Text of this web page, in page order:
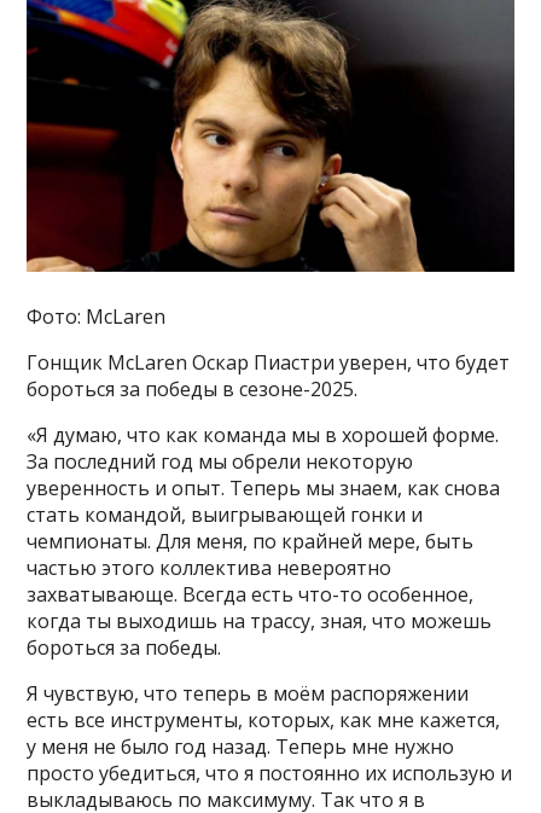
Фото: McLaren
Гонщик McLaren Оскар Пиастри уверен, что будет
бороться за победы в сезоне-2025.
«Я думаю, что как команда мы в хорошей форме.
За последний год мы обрели некоторую
уверенность и опыт. Теперь мы знаем, как снова
стать командой, выигрывающей гонки и
чемпионаты. Для меня, по крайней мере, быть
частью этого коллектива невероятно
захватывающе. Всегда есть что-то особенное,
когда ты выходишь на трассу, зная, что можешь
бороться за победы.
Я чувствую, что теперь в моём распоряжении
есть все инструменты, которых, как мне кажется,
у меня не было год назад. Теперь мне нужно
просто убедиться, что я постоянно их использую и
выкладываюсь по максимуму. Так что я в